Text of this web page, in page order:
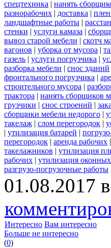
спецтехника | нанять
разнорабочих | доставка |
ландшафтные работы |
стенки | услуги камаза |
вывоз старой мебели | скотч
вагонов | уборка от мусора |
газель | услуги погрузчика |
разборка мебели | снос зданий
фронтального погрузчика |
строительного мусора |
трактора | нанять сборщиков
грузчики | снос строений |
сборщики мебели недорого |
такелаж | слом перегородок |
| утилизация батарей |
перегородок | аренда рабочих |
такелажников | утилизация
рабочих | утилизация
разгрузо-погрузочные работы
01.08.2017
Интересно Вам интересно
Больше не интересно
(0)